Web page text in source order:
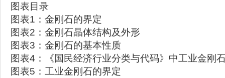
图表目录
图表1：金刚石的界定
图表2：金刚石晶体结构及外形
图表3：金刚石的基本性质
图表4：《国民经济行业分类与代码》中工业金刚
图表5：工业金刚石的界定